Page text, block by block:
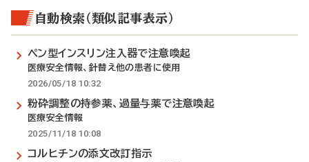
自動検索（類似記事表示）
ペン型インスリン注入器で注意喚起
医療安全情報、針替え他の患者に使用
2026/05/18 10:32
粉砕調整の持参薬、過量与薬で注意喚起
医療安全情報
2025/11/18 10:08
コルヒチンの添文改訂指示